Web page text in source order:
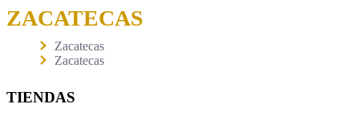
ZACATECAS
Zacatecas
Zacatecas
TIENDAS